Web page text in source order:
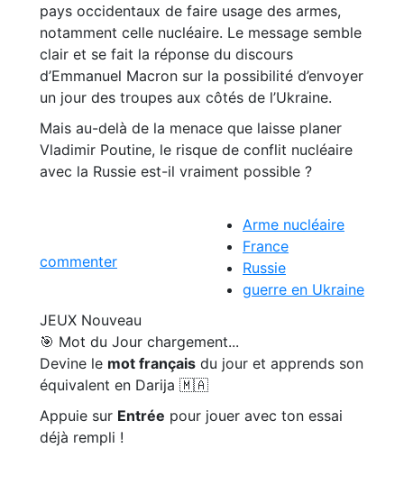
pays occidentaux de faire usage des armes,
notamment celle nucléaire. Le message semble
clair et se fait la réponse du discours
d’Emmanuel Macron sur la possibilité d’envoyer
un jour des troupes aux côtés de l’Ukraine.
Mais au-delà de la menace que laisse planer
Vladimir Poutine, le risque de conflit nucléaire
avec la Russie est-il vraiment possible ?
commenter
Arme nucléaire
France
Russie
guerre en Ukraine
JEUX Nouveau
🎯 Mot du Jour chargement...
Devine le mot français du jour et apprends son
équivalent en Darija 🇲🇦
Appuie sur Entrée pour jouer avec ton essai
déjà rempli !